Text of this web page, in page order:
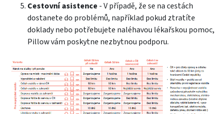
Cestovní asistence - V případě, že se na cestách
dostanete do problémů, například pokud ztratíte
doklady nebo potřebujete naléhavou lékařskou pomoc,
Pillow vám poskytne nezbytnou podporu.